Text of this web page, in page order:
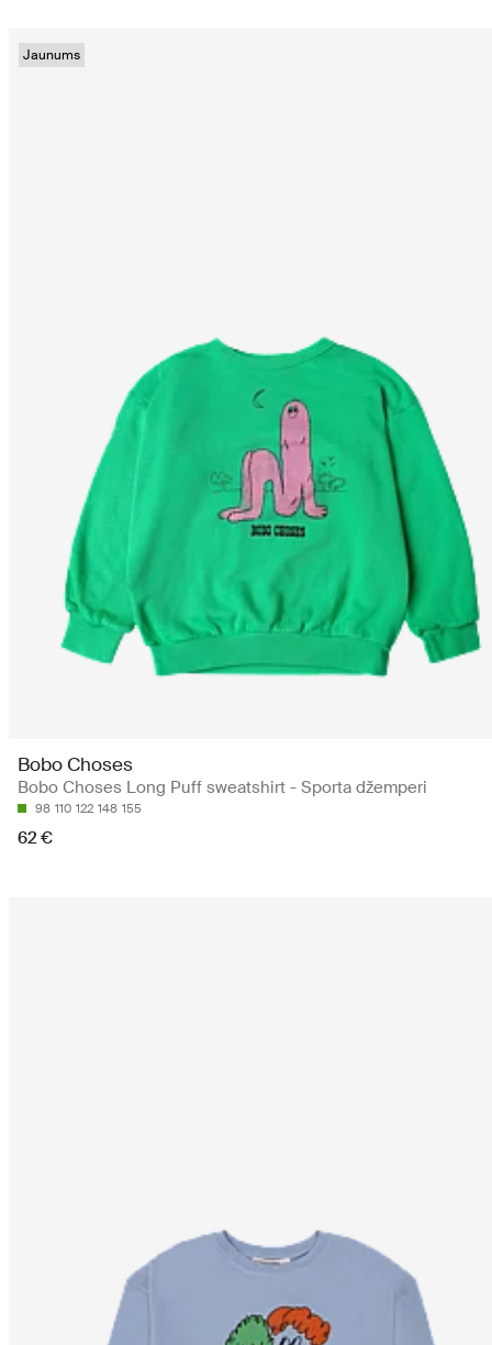
Jaunums
Bobo Choses
Bobo Choses Long Puff sweatshirt - Sporta džemperi
98 110 122 148 155
62 €